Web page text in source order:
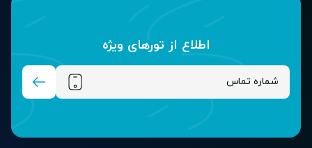
اطلاع از تور‌های ویژه